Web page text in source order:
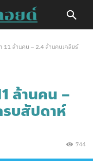
11 ล้านคน – 2.4 ล้านคนเคลียร์
ล้านคน –
บสัปดาห์
744